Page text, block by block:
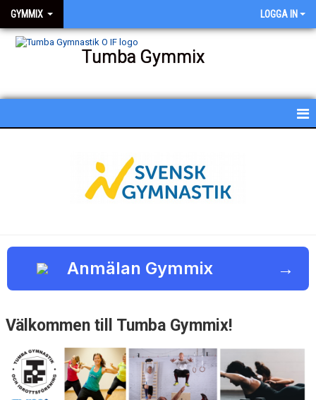
GYMMIX LOGGA IN
Tumba Gymmix
BESKRIVNING AV PASSEN
BILDGALLERI
DOKUMENT
TRÄNINGSRESA
TRIVSELREGLER
Anmälan Gymmix →
Välkommen till Tumba Gymmix!